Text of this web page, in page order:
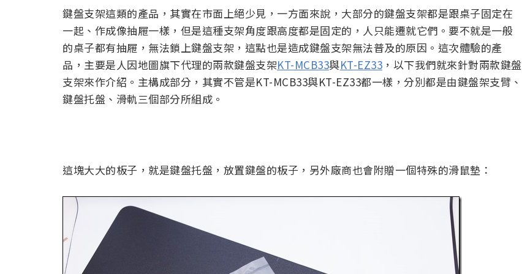
鍵盤支架這類的產品，其實在市面上絕少見，一方面來說，大部分的鍵盤支架都是跟桌子固定在
一起、作成像抽屜一樣，但是這種支架角度跟高度都是固定的，人只能遷就它們。要不就是一般
的桌子都有抽屜，無法鎖上鍵盤支架，這點也是造成鍵盤支架無法普及的原因。這次體驗的產
品，主要是人因地圖旗下代理的兩款鍵盤支架KT-MCB33與KT-EZ33 ，以下我們就來針對兩款鍵盤
支架來作介紹。主構成部分，其實不管是KT-MCB33與KT-EZ33都一樣，分別都是由鍵盤架支臂、
鍵盤托盤、滑軌三個部分所組成。
這塊大大的板子，就是鍵盤托盤，放置鍵盤的板子，另外廠商也會附贈一個特殊的滑鼠墊：